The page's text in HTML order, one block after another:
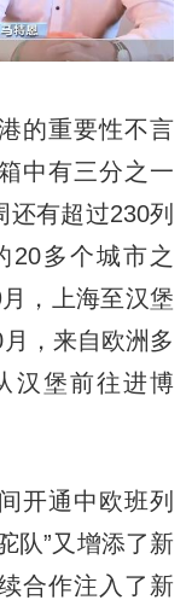
的重要性不言
中有三分之一
有超过230列
20多个城市之
，上海至汉堡
，来自欧洲多
汉堡前往进博
通中欧班列
队”又增添了新
合作注入了新